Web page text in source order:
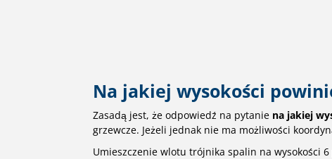
Na jakiej wysokości
Zasadą jest, że odpowiedź na pytanie na jakiej
grzewcze. Jeżeli jednak nie ma możliwości
Umieszczenie wlotu trójnika spalin na wysokości